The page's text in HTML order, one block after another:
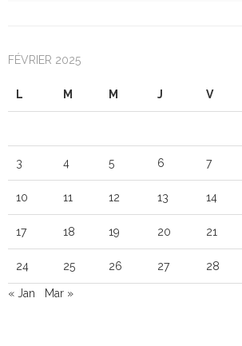
FÉVRIER 2025
L M M J V
3 4 5 6 7
10 11 12 13 14
17 18 19 20 21
24 25 26 27 28
« Jan Mar »